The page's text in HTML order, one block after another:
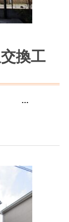
換工
…